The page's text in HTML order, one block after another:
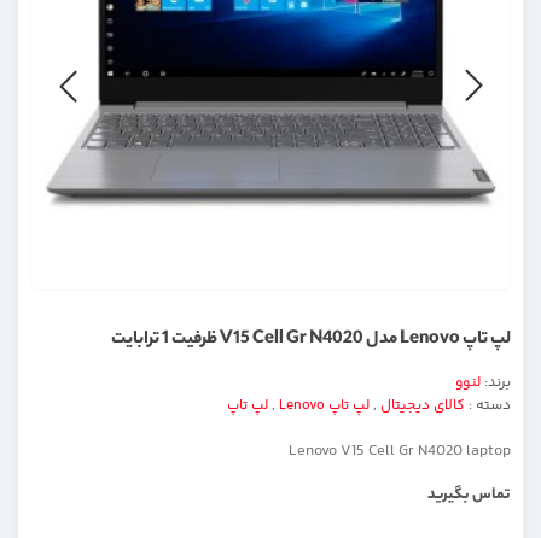
لپ تاپ Lenovo مدل V15 Cell Gr N4020 ظرفیت 1 ترابایت
برند: لنوو
دسته : کالای دیجیتال ,لپ تاپ Lenovo ,لپ تاپ
Lenovo V15 Cell Gr N4020 laptop
تماس بگیرید